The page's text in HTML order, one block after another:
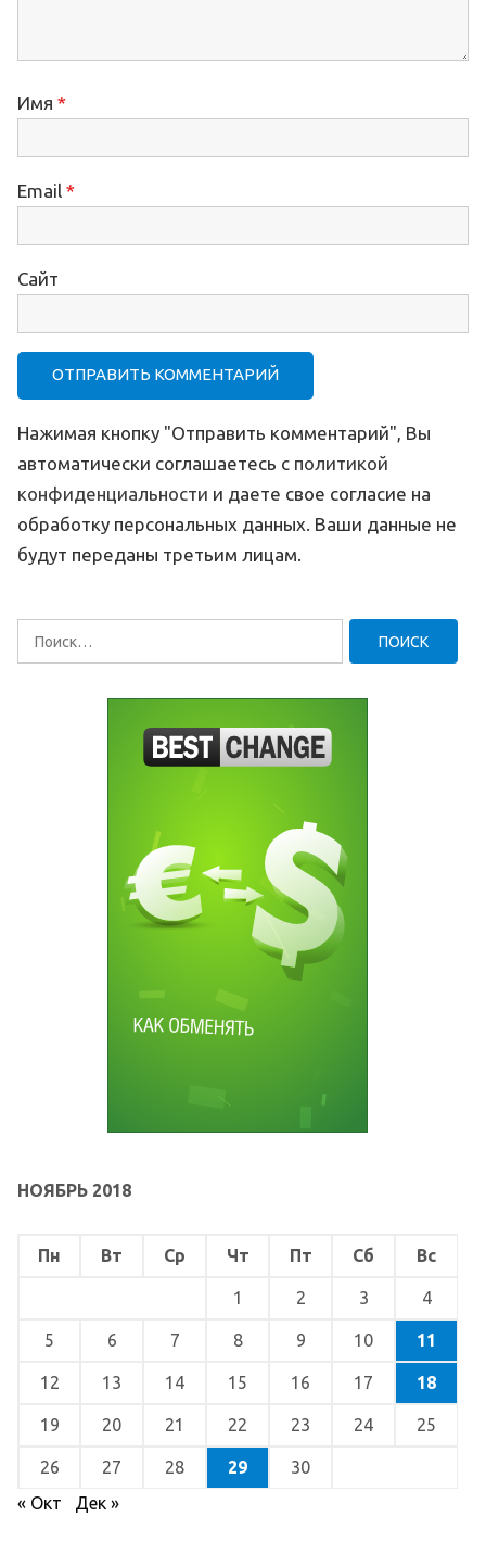
Имя *
Email *
Сайт
Нажимая кнопку "Отправить комментарий", Вы
автоматически соглашаетесь с политикой
конфиденциальности и даете свое согласие на
обработку персональных данных. Ваши данные не
будут переданы третьим лицам.
Найти:
НОЯБРЬ 2018
Пн Вт Ср Чт Пт Сб Вс
1 2 3 4
5 6 7 8 9 10 11
12 13 14 15 16 17 18
19 20 21 22 23 24 25
26 27 28 29
30
« Окт
Дек »